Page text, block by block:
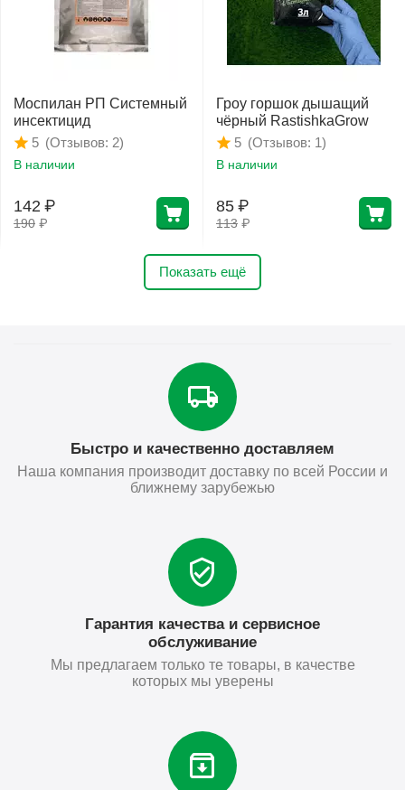
Моспилан РП Системный
инсектицид
(Отзывов: 2)
5
В наличии
190 ₽
142 ₽
Гроу горшок дышащий
чёрный RastishkaGrow
(Отзывов: 1)
5
В наличии
113 ₽
85 ₽
Показать ещё
Быстро и качественно доставляем
Наша компания производит доставку по всей России и
ближнему зарубежью
Гарантия качества и сервисное
обслуживание
Мы предлагаем только те товары, в качестве
которых мы уверены